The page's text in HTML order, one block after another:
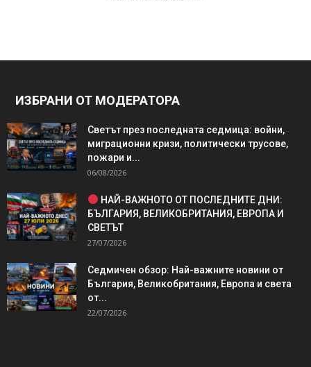
ИЗБРАНИ ОТ МОДЕРАТОРА
Светът през последната седмица: войни,
миграционни кризи, политически трусове,
пожари и...
06/08/2026
НАЙ-ВАЖНОТО ОТ ПОСЛЕДНИТЕ ДНИ:
БЪЛГАРИЯ, ВЕЛИКОБРИТАНИЯ, ЕВРОПА И
СВЕТЪТ
27/07/2026
Седмичен обзор: Най-важните новини от
България, Великобритания, Европа и света
от...
22/07/2026